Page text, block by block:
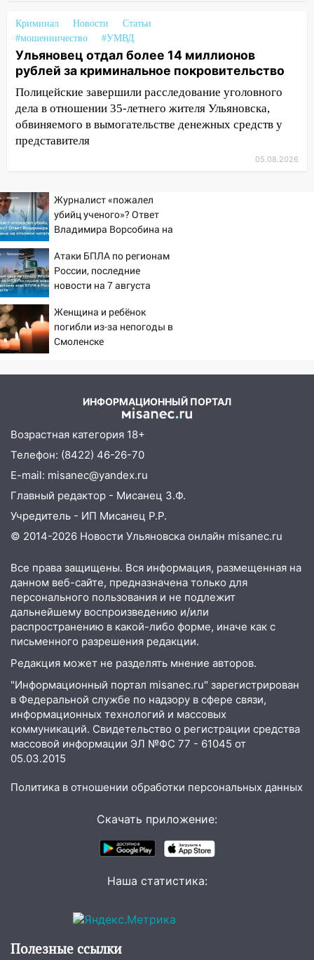
09:50 В Ульяновске черный коршун
застрял в тепловозе
09:44
Ульяновские спасатели помогли
юному велосипедисту на улице
Чернышевского
08:21 В Заволжском районе украли два
велосипеда
погода в четверг
06:00
Четыре года борьбы: ульяновские
юристы помогли женщине засудить УК
за плесень на стенах
05:00
Кому 6 августа звезды сулят
прибыль, а кому — испытания на
прочность
22:58
ДТП с мотоциклистом
Мошенники обманули 92-летнюю
жительницу Ульяновской области
19:14 Житель Ульяновской области
подвез троих незнакомцев на трассе и
заработал уголовное дело
18:14 Прогноз погоды на 6 августа в
Ульяновской области
18:00 Мотофристайл, рок и силовой
большой фестиваль «Наше время»
17:30 Где есть бензин в Ульяновске 5
августа после рабочего дня: список АЗС
17:05 «Обыск» по видеосвязи: в
сообщницу мошенников
16:12 Едва не перерезал горло: в
Вешкайме посиделки с судимым
знакомым закончились для женщины
больницей
16:06 18-летняя девушка без прав
перевернулась на мопеде и попала в
Ульяновец отдал более 14
миллионов рублей за криминальное
покровительство
На «кольце» кроссовер сбил 18-
В Ульяновске после тройного ДТП
Криминал Новости
Статьи
#мошенничество
#УМВД
Ульяновец отдал более 14 миллионов
рублей за криминальное покровительство
Полицейские завершили расследование уголовного
дела в отношении 35-летнего жителя Ульяновска,
обвиняемого в вымогательстве денежных средств у
представителя
05.08.2026
Журналист «пожалел
убийц ученого»? Ответ
Владимира Ворсобина на
Атаки БПЛА по регионам
России, последние
новости на 7 августа
на склады Wildberries,
состояние пострадавших
Женщина и ребёнок
погибли из-за непогоды в
Смоленске
ИНФОРМАЦИОННЫЙ ПОРТАЛ
Возрастная категория 18+
Телефон: (8422) 46-26-70
E-mail: misanec@yandex.ru
Главный редактор - Мисанец З.Ф.
Учредитель - ИП Мисанец Р.Р.
© 2014-2026 Новости Ульяновска онлайн misanec.ru
Все права защищены. Вся информация, размещенная на
данном веб-сайте, предназначена только для
персонального пользования и не подлежит
дальнейшему воспроизведению и/или
распространению в какой-либо форме, иначе как с
письменного разрешения редакции.
Редакция может не разделять мнение авторов.
"Информационный портал misanec.ru" зарегистрирован
в Федеральной службе по надзору в сфере связи,
информационных технологий и массовых
коммуникаций. Свидетельство о регистрации средства
массовой информации ЭЛ №ФС 77 - 61045 от
05.03.2015
Политика в отношении обработки персональных данных
Скачать приложение:
Наша статистика:
Полезные ссылки